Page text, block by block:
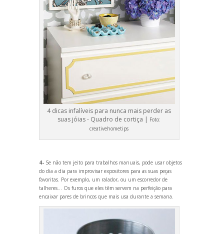
4 dicas infalíveis para nunca mais perder as
suas jóias - Quadro de cortiça | Foto:
creativehometips
4-Se não tem jeito para trabalhos manuais, pode usar objetos
do dia a dia para improvisar expositores para as suas peças
favoritas. Por exemplo, um ralador, ou um escorredor de
talheres... Os furos que eles têm servem na perfeição para
encaixar pares de brincos que mais usa durante a semana.